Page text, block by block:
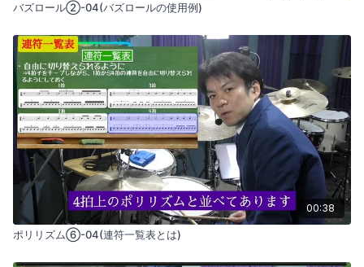
バズロール②-04(バズロールの使用例)
00:38
ポリリズム⑥-04(連符一覧表とは)